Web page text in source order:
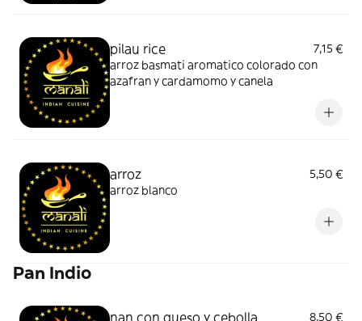
pilau rice
7,15 €
arroz basmati aromatico colorado con
azafran y cardamomo y canela
arroz
5,50 €
arroz blanco
Pan Indio
nan con queso y cebolla 8,50 €